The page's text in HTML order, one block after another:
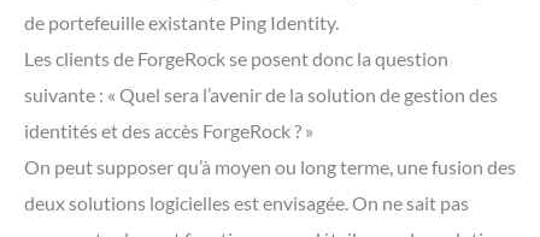
de portefeuille existante Ping Identity.
Les clients de ForgeRock se posent donc la question
suivante : « Quel sera l’avenir de la solution de gestion des
identités et des accès ForgeRock ? »
On peut supposer qu’à moyen ou long terme, une fusion des
deux solutions logicielles est envisagée. On ne sait pas